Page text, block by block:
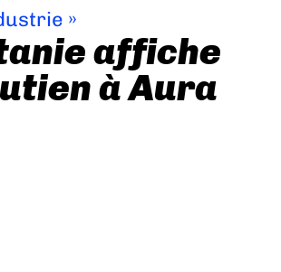
»
affiche
à Aura